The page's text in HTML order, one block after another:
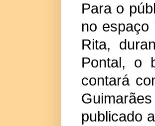
Para o
no
Rita,
Pontal, o
contará
publicado